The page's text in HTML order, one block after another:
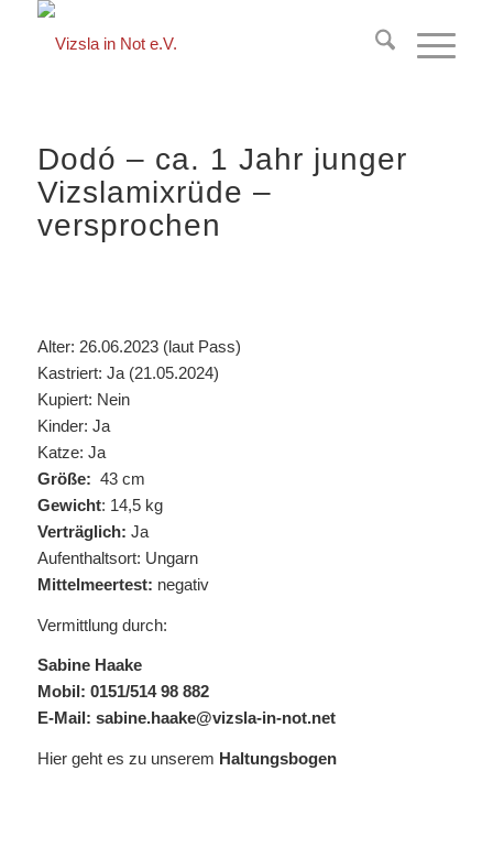
Dodó – ca. 1 Jahr junger
Vizslamixrüde –
versprochen
Alter: 26.06.2023 (laut Pass)
Kastriert: Ja (21.05.2024)
Kupiert: Nein
Kinder: Ja
Katze: Ja
Größe: 43 cm
Gewicht: 14,5 kg
Verträglich: Ja
Aufenthaltsort: Ungarn
Mittelmeertest: negativ
Vermittlung durch:
Sabine Haake
Mobil: 0151/514 98 882
E-Mail: sabine.haake@vizsla-in-not.net
Hier geht es zu unserem Haltungsbogen